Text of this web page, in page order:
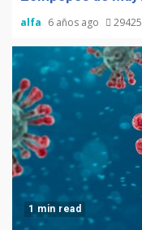
alfa 6 años ago 29425
1 min read